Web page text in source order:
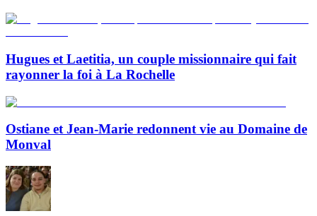
Hugues et Laetitia, un couple missionnaire qui fait
rayonner la foi à La Rochelle
Ostiane et Jean-Marie redonnent vie au Domaine de
Monval